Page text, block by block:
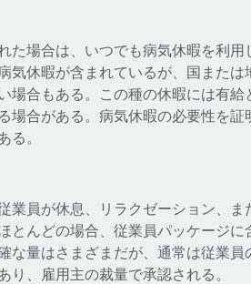
場合は、いつでも病気休暇を利用
気休暇が含まれているが、国または
場合もある。この種の休暇には有給
場合がある。病気休暇の必要性を証
。
業員が休息、リラクゼーション、ま
とんどの場合、従業員パッケージに
な量はさまざまだが、通常は従業員
、雇用主の裁量で承認される。